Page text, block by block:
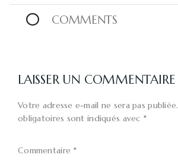
0 COMMENTS
LAISSER UN COMMENTAIRE
Votre adresse e-mail ne sera pas publiée.
obligatoires sont indiqués avec *
Commentaire *